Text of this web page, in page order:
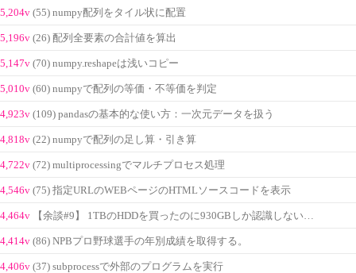
5,204v (55) numpy配列をタイル状に配置
5,196v (26) 配列全要素の合計値を算出
5,147v (70) numpy.reshapeは浅いコピー
5,010v (60) numpyで配列の等価・不等価を判定
4,923v (109) pandasの基本的な使い方：一次元データを扱う
4,818v (22) numpyで配列の足し算・引き算
4,722v (72) multiprocessingでマルチプロセス処理
4,546v (75) 指定URLのWEBページのHTMLソースコードを表示
4,464v 【余談#9】 1TBのHDDを買ったのに930GBしか認識しない…
4,414v (86) NPBプロ野球選手の年別成績を取得する。
4,406v (37) subprocessで外部のプログラムを実行